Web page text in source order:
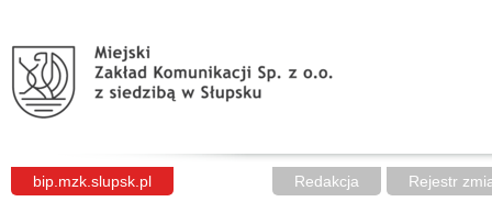
bip.mzk.slupsk.pl Redakcja Rejestr